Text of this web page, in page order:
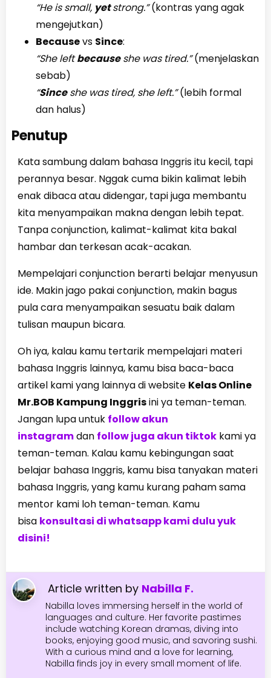
“He is small, yetstrong.”(kontras yang agak
mengejutkan)
Becausevs Since:
“She leftbecauseshe was tired.”(menjelaskan
sebab)
“Sinceshe was tired, she left.”(lebih formal
dan halus)
Penutup
Kata sambung dalam bahasa Inggris itu kecil, tapi
perannya besar. Nggak cuma bikin kalimat lebih
enak dibaca atau didengar, tapi juga membantu
kita menyampaikan makna dengan lebih tepat.
Tanpa conjunction, kalimat-kalimat kita bakal
hambar dan terkesan acak-acakan.
Mempelajari conjunction berarti belajar menyusun
ide. Makin jago pakai conjunction, makin bagus
pula cara menyampaikan sesuatu baik dalam
tulisan maupun bicara.
Oh iya, kalau kamu tertarik mempelajari materi
bahasa Inggris lainnya, kamu bisa baca-baca
artikel kami yang lainnya di website Kelas Online
Mr.BOB Kampung Inggrisini ya teman-teman.
Jangan lupa untuk follow akun
instagramdan follow juga akun tiktokkami ya
teman-teman. Kalau kamu kebingungan saat
belajar bahasa Inggris, kamu bisa tanyakan materi
bahasa Inggris, yang kamu kurang paham sama
mentor kami loh teman-teman. Kamu
bisa konsultasi di whatsapp kami dulu yuk
disini!
Article written by Nabilla F.
Nabilla loves immersing herself in the world of
languages and culture. Her favorite pastimes
include watching Korean dramas, diving into
books, enjoying good music, and savoring sushi.
With a curious mind and a love for learning,
Nabilla finds joy in every small moment of life.